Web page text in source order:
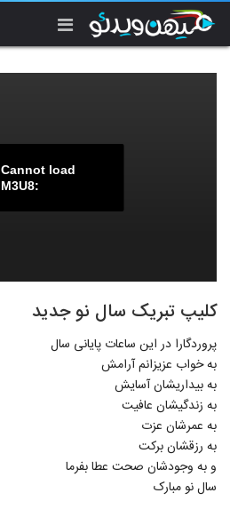
Cannot load
M3U8:
کلیپ تبریک سال نو جدید
پروردگارا در این ساعات پایانی سال
به خواب عزیزانم آرامش
به بیداریشان آسایش
به زندگیشان عافیت
به عمرشان عزت
به رزقشان برکت
و به وجودشان صحت عطا بفرما
سال نو مبارک